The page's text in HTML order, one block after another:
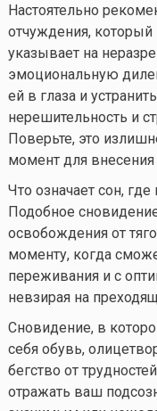
Настоятельно
отчуждения,
указывает на
эмоциональную
ей в глаза и
нерешительность и
Поверьте, это
момент для внесения
Что означает сон,
Подобное
освобождения от
моменту, когда
переживания и с
невзирая на
Сновидение, в
себя обувь,
бегство от
отражать ваш